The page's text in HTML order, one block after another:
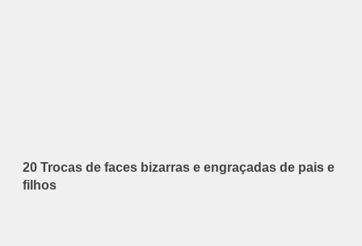
20 Trocas de faces bizarras e engraçadas de pais e
filhos